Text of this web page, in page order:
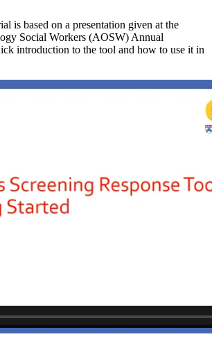
is based on a presentation given at the
Social Workers (AOSW) Annual
introduction to the tool and how to use it in